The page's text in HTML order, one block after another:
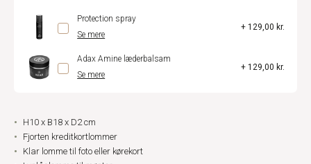
Protection spray
Se mere
+ 129,00 kr.
Adax Amine læderbalsam
Se mere
+ 129,00 kr.
H10 x B18 x D2 cm
Fjorten kreditkortlommer
Klar lomme til foto eller kørekort